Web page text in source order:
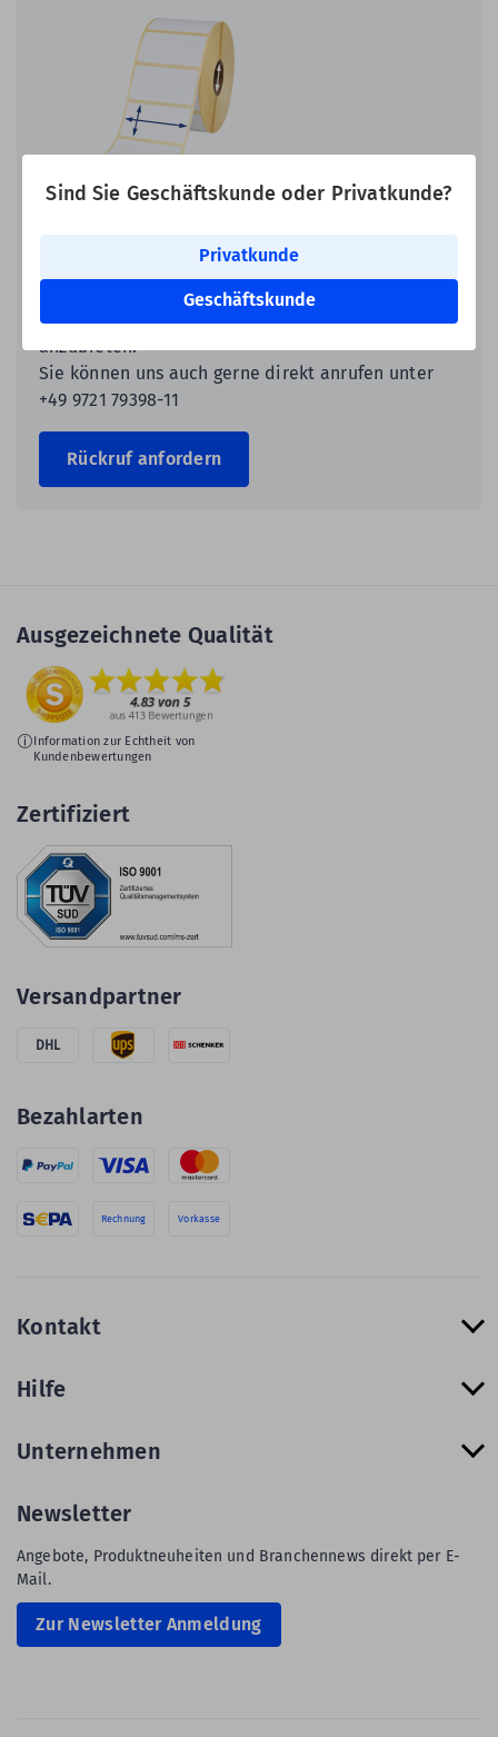
Sind Sie Geschäftskunde oder Privatkunde?
Privatkunde
Geschäftskunde
Unsere Produktexperten rufen Sie gerne zurück,
um Ihnen Blanko-Etiketten in dem von Ihnen
gewünschten Format aus unserer Produktion
anzubieten.
Sie können uns auch gerne direkt anrufen unter
+49 9721 79398-11
Rückruf anfordern
Ausgezeichnete Qualität
Information zur Echtheit von
Kundenbewertungen
Zertifiziert
Versandpartner
DHL
Bezahlarten
Rechnung Vorkasse
Kontakt
Hilfe
Unternehmen
Newsletter
Angebote, Produktneuheiten und Branchennews direkt per E-
Mail.
Zur Newsletter Anmeldung